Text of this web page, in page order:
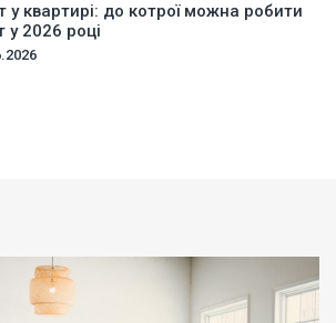
у квартирі: до котрої можна робити
у 2026 році